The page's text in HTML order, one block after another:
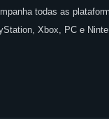
todas as
Xbox, PC e